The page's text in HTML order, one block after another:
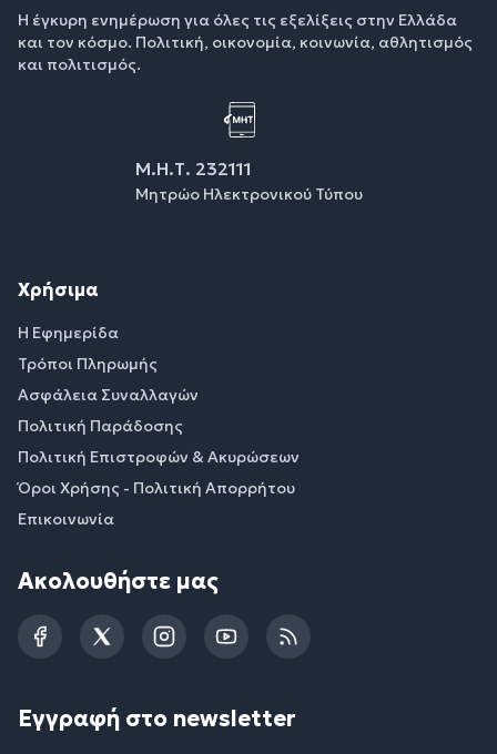
Η έγκυρη ενημέρωση για όλες τις εξελίξεις στην Ελλάδα
και τον κόσμο. Πολιτική, οικονομία, κοινωνία, αθλητισμός
και πολιτισμός.
Μ.Η.Τ. 232111
Μητρώο Ηλεκτρονικού Τύπου
Χρήσιμα
Η Εφημερίδα
Τρόποι Πληρωμής
Ασφάλεια Συναλλαγών
Πολιτική Παράδοσης
Πολιτική Επιστροφών & Ακυρώσεων
Όροι Χρήσης - Πολιτική Απορρήτου
Επικοινωνία
Ακολουθήστε μας
FacebookTwitterInstagramYouTubeRSS
Εγγραφή στο newsletter